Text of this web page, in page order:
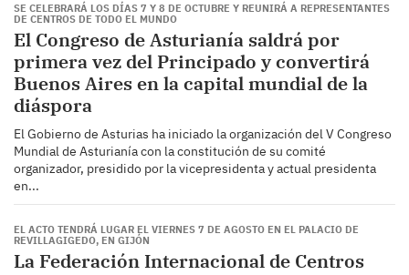
SE CELEBRARÁ LOS DÍAS 7 Y 8 DE OCTUBRE Y REUNIRÁ A REPRESENTANTES
DE CENTROS DE TODO EL MUNDO
El Congreso de Asturianía saldrá por
primera vez del Principado y convertirá
Buenos Aires en la capital mundial de la
diáspora
El Gobierno de Asturias ha iniciado la organización del V Congreso
Mundial de Asturianía con la constitución de su comité
organizador, presidido por la vicepresidenta y actual presidenta
en...
EL ACTO TENDRÁ LUGAR EL VIERNES 7 DE AGOSTO EN EL PALACIO DE
REVILLAGIGEDO, EN GIJÓN
La Federación Internacional de Centros